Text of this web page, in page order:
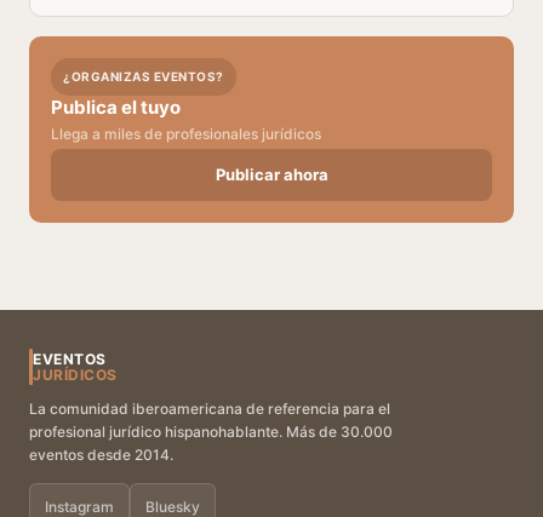
¿ORGANIZAS EVENTOS?
Publica el tuyo
Llega a miles de profesionales jurídicos
Publicar ahora
EVENTOS
JURÍDICOS
La comunidad iberoamericana de referencia para el
profesional jurídico hispanohablante. Más de 30.000
eventos desde 2014.
Instagram Bluesky